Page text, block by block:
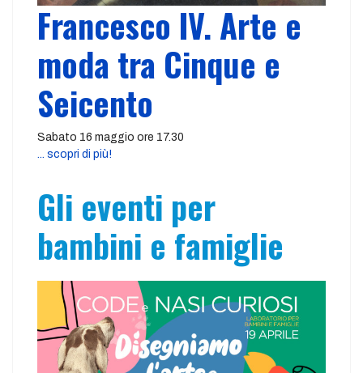
Francesco IV. Arte e
moda tra Cinque e
Seicento
Sabato 16 maggio ore 17.30
... scopri di più!
Gli eventi per
bambini e famiglie